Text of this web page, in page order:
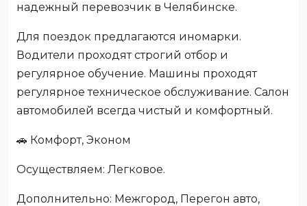
надежный перевозчик в Челябинске.
Для поездок предлагаются иномарки.
Водители проходят строгий отбор и
регулярное обучение. Машины проходят
регулярное техническое обслуживание. Салон
автомобилей всегда чистый и комфортный.
🚗 Комфорт, Эконом
Осуществляем: Легковое.
Дополнительно: Межгород, Перегон авто,